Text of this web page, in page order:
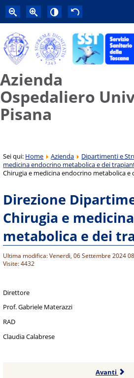
Azienda
Ospedaliero
Pisana
Sei qui: Home Azienda Dipartimenti e
medicina endocrino metabolica e dei
Chirugia e medicina endocrino metabolica e
Direzione
Chirugia e
metabolica e dei
Ultima modifica: Venerdì, 06 Settembre 2024
Visite: 4432
Direttore
Prof. Gabriele Materazzi
RAD
Claudia Calabrese
Avanti